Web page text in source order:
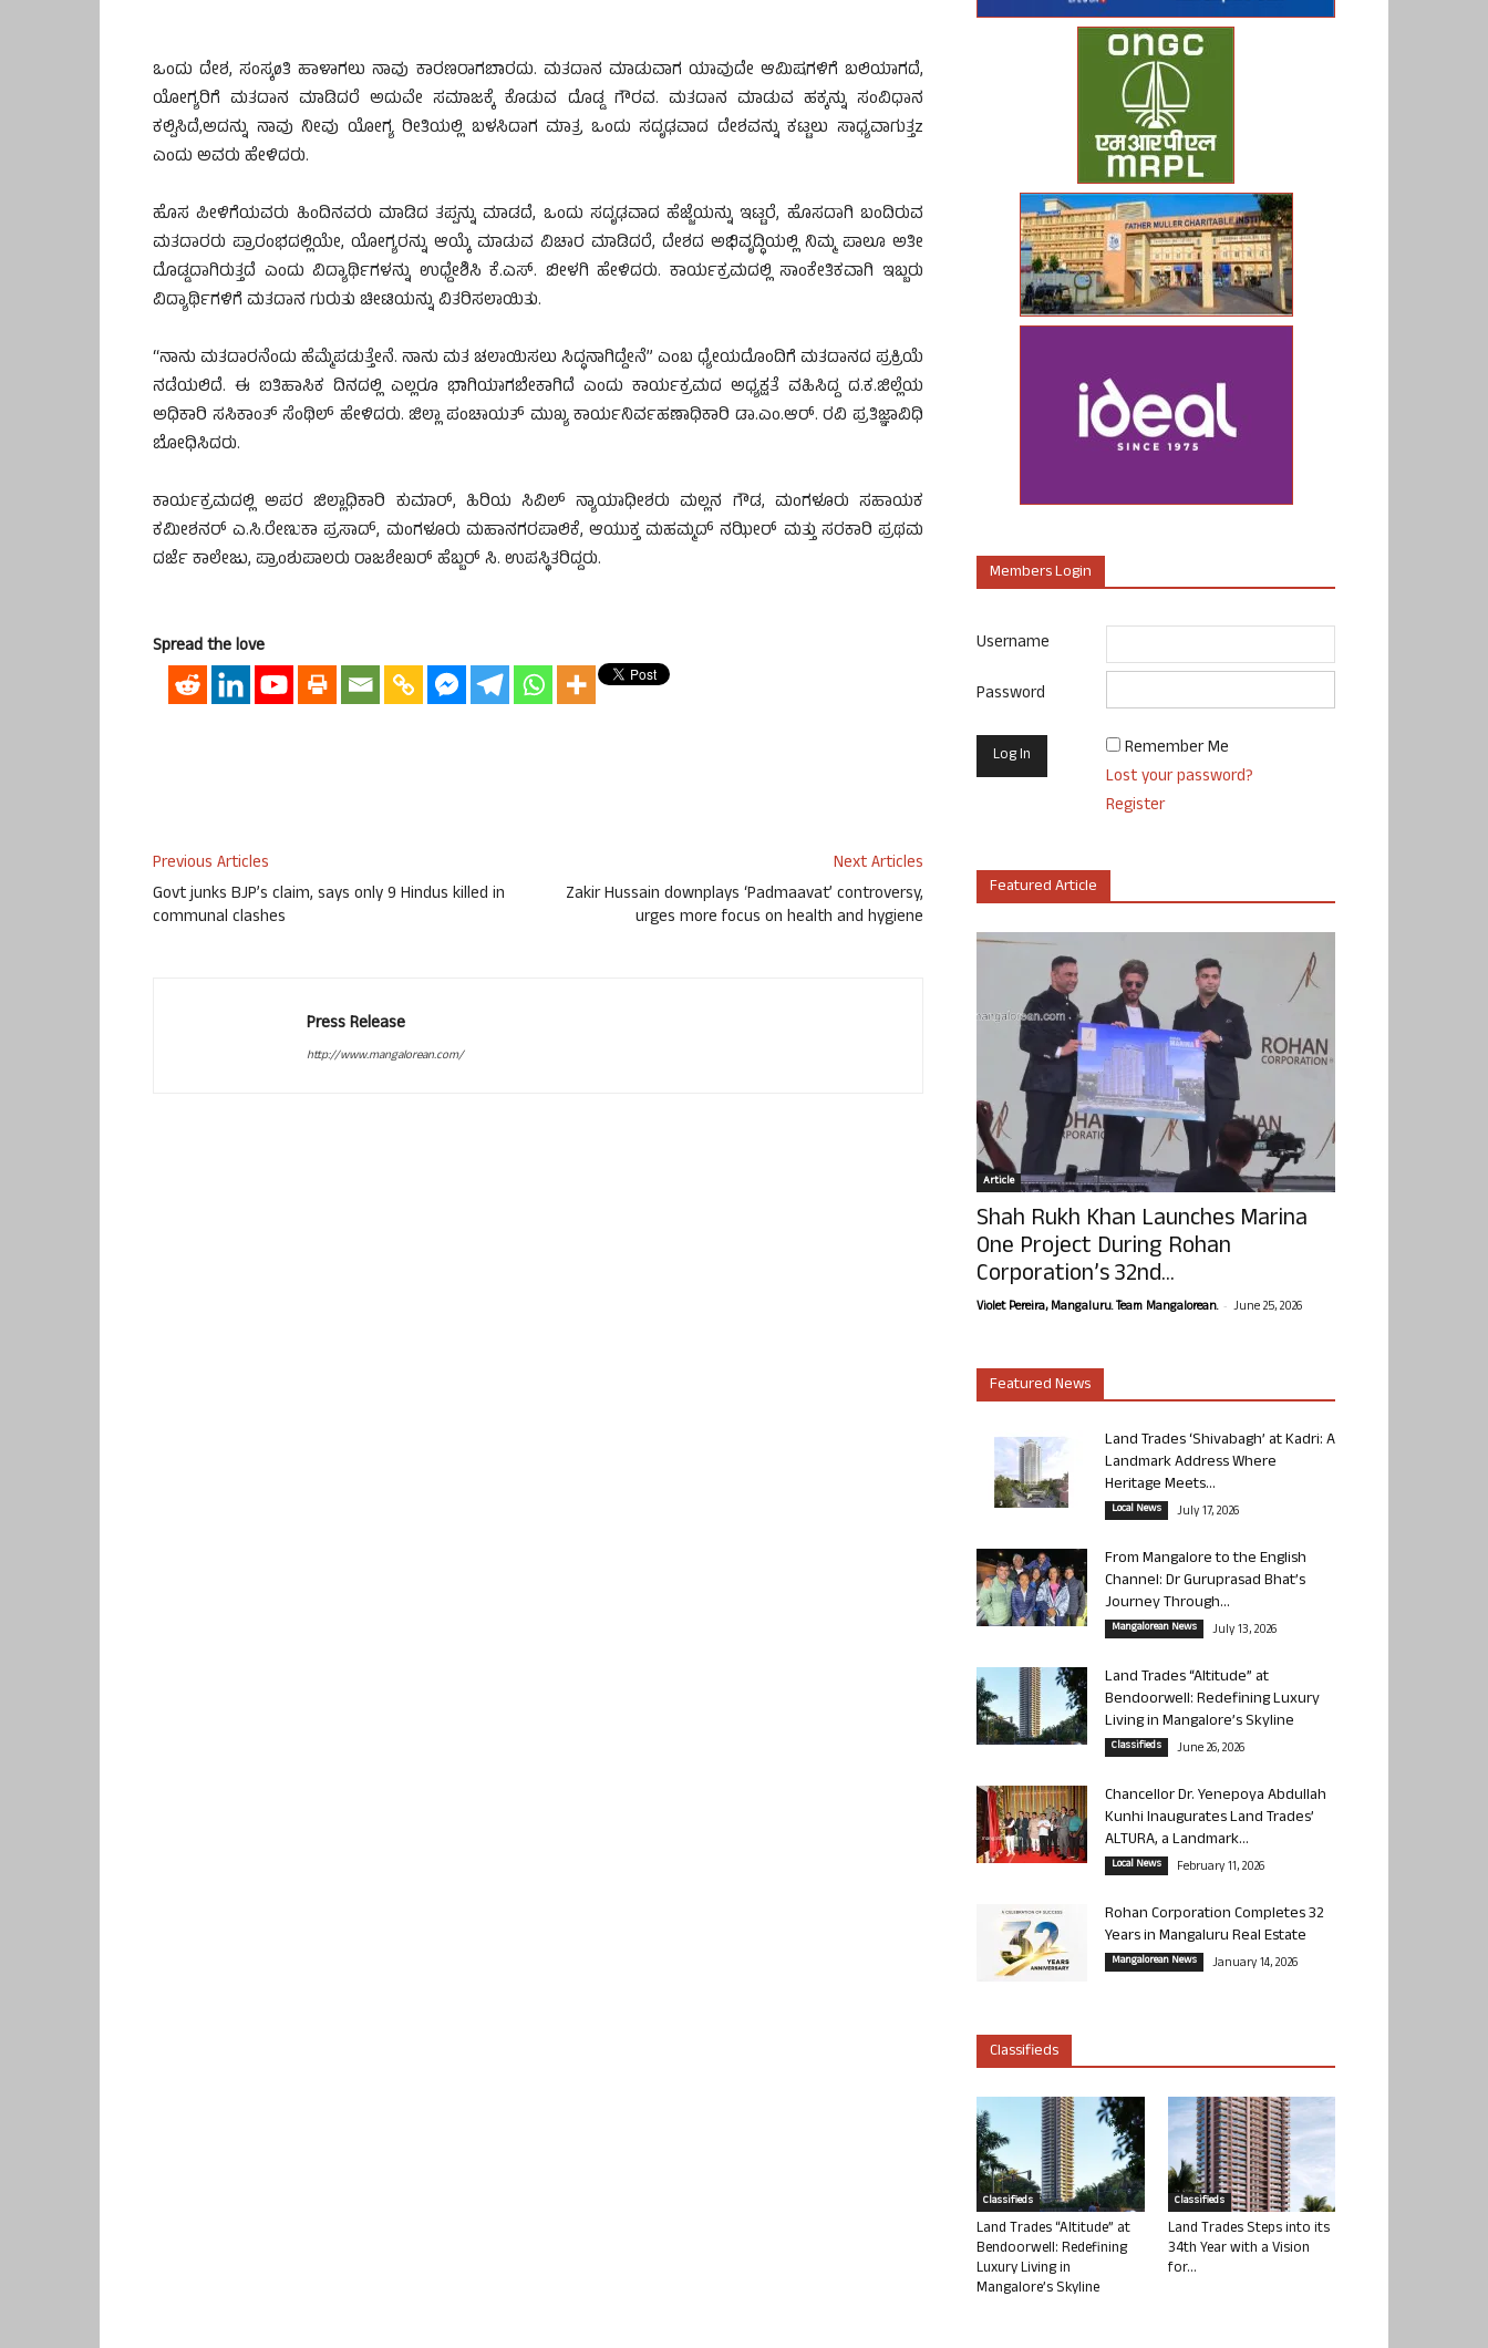
ಒಂದು ದೇಶ, ಸಂಸ್ಕøತಿ ಹಾಳಾಗಲು ನಾವು ಕಾರಣರಾಗಬಾರದು. ಮತದಾನ ಮಾಡುವಾಗ ಯಾವುದೇ ಆಮಿಷಗಳಿಗೆ ಬಲಿಯಾಗದೆ,
ಯೋಗ್ಯರಿಗೆ ಮತದಾನ ಮಾಡಿದರೆ ಅದುವೇ ಸಮಾಜಕ್ಕೆ ಕೊಡುವ ದೊಡ್ಡ ಗೌರವ. ಮತದಾನ ಮಾಡುವ ಹಕ್ಕನ್ನು ಸಂವಿಧಾನ
ಕಲ್ಪಿಸಿದೆ,ಅದನ್ನು ನಾವು ನೀವು ಯೋಗ್ಯ ರೀತಿಯಲ್ಲಿ ಬಳಸಿದಾಗ ಮಾತ್ರ ಒಂದು ಸದೃಢವಾದ ದೇಶವನ್ನು ಕಟ್ಟಲು ಸಾಧ್ಯವಾಗುತ್ತz
ಎಂದು ಅವರು ಹೇಳಿದರು.
ಹೊಸ ಪೀಳಿಗೆಯವರು ಹಿಂದಿನವರು ಮಾಡಿದ ತಪ್ಪನ್ನು ಮಾಡದೆ, ಒಂದು ಸದೃಢವಾದ ಹೆಜ್ಜೆಯನ್ನು ಇಟ್ಟರೆ, ಹೊಸದಾಗಿ ಬಂದಿರುವ
ಮತದಾರರು ಪ್ರಾರಂಭದಲ್ಲಿಯೇ, ಯೋಗ್ಯರನ್ನು ಆಯ್ಕೆ ಮಾಡುವ ವಿಚಾರ ಮಾಡಿದರೆ, ದೇಶದ ಅಭಿವೃದ್ಧಿಯಲ್ಲಿ ನಿಮ್ಮ ಪಾಲೂ ಅತೀ
ದೊಡ್ಡದಾಗಿರುತ್ತದೆ ಎಂದು ವಿದ್ಯಾರ್ಥಿಗಳನ್ನು ಉಧ್ದೇಶಿಸಿ ಕೆ.ಎಸ್. ಬೀಳಗಿ ಹೇಳಿದರು. ಕಾರ್ಯಕ್ರಮದಲ್ಲಿ ಸಾಂಕೇತಿಕವಾಗಿ ಇಬ್ಬರು
ವಿದ್ಯಾರ್ಥಿಗಳಿಗೆ ಮತದಾನ ಗುರುತು ಚೀಟಿಯನ್ನು ವಿತರಿಸಲಾಯಿತು.
“ನಾನು ಮತದಾರನೆಂದು ಹೆಮ್ಮೆಪಡುತ್ತೇನೆ. ನಾನು ಮತ ಚಲಾಯಿಸಲು ಸಿದ್ಧನಾಗಿದ್ದೇನೆ” ಎಂಬ ಧ್ಯೇಯದೊಂದಿಗೆ ಮತದಾನದ ಪ್ರಕ್ರಿಯೆ
ನಡೆಯಲಿದೆ. ಈ ಐತಿಹಾಸಿಕ ದಿನದಲ್ಲಿ ಎಲ್ಲರೂ ಭಾಗಿಯಾಗಬೇಕಾಗಿದೆ ಎಂದು ಕಾರ್ಯಕ್ರಮದ ಅಧ್ಯಕ್ಷತೆ ವಹಿಸಿದ್ದ ದ.ಕ.ಜಿಲ್ಲೆಯ
ಅಧಿಕಾರಿ ಸಸಿಕಾಂತ್ ಸೆಂಥಿಲ್ ಹೇಳಿದರು. ಜಿಲ್ಲಾ ಪಂಚಾಯತ್ ಮುಖ್ಯ ಕಾರ್ಯನಿರ್ವಹಣಾಧಿಕಾರಿ ಡಾ.ಎಂ.ಆರ್. ರವಿ ಪ್ರತಿಜ್ಞಾವಿಧಿ
ಬೋಧಿಸಿದರು.
ಕಾರ್ಯಕ್ರಮದಲ್ಲಿ ಅಪರ ಜಿಲ್ಲಾಧಿಕಾರಿ ಕುಮಾರ್, ಹಿರಿಯ ಸಿವಿಲ್ ನ್ಯಾಯಾಧೀಶರು ಮಲ್ಲನ ಗೌಡ, ಮಂಗಳೂರು ಸಹಾಯಕ
ಕಮೀಶನರ್ ಎ.ಸಿ.ರೇಣುಕಾ ಪ್ರಸಾದ್, ಮಂಗಳೂರು ಮಹಾನಗರಪಾಲಿಕೆ, ಆಯುಕ್ತ ಮಹಮ್ಮದ್ ನಝೀರ್ ಮತ್ತು ಸರಕಾರಿ ಪ್ರಥಮ
ದರ್ಜೆ ಕಾಲೇಜು, ಪ್ರಾಂಶುಪಾಲರು ರಾಜಶೇಖರ್ ಹೆಬ್ಬರ್ ಸಿ. ಉಪಸ್ಥಿತರಿದ್ದರು.
Spread the love
Previous Articles
Govt junks BJP’s claim, says only 9 Hindus killed in
communal clashes
Next Articles
Zakir Hussain downplays ‘Padmaavat’ controversy,
urges more focus on health and hygiene
Press Release
http://www.mangalorean.com/
Members Login
Username
Password
Remember Me
Lost your password?
Register
Featured Article
Article
Shah Rukh Khan Launches Marina
One Project During Rohan
Corporation’s 32nd...
Violet Pereira, Mangaluru. Team Mangalorean. - June 25, 2026
Featured News
Land Trades ‘Shivabagh’ at Kadri: A
Landmark Address Where
Heritage Meets...
Local News July 17, 2026
From Mangalore to the English
Channel: Dr Guruprasad Bhat’s
Journey Through...
Mangalorean News July 13, 2026
Land Trades “Altitude” at
Bendoorwell: Redefining Luxury
Living in Mangalore’s Skyline
Classifieds June 26, 2026
Chancellor Dr. Yenepoya Abdullah
Kunhi Inaugurates Land Trades’
ALTURA, a Landmark...
Local News February 11, 2026
Rohan Corporation Completes 32
Years in Mangaluru Real Estate
Mangalorean News January 14, 2026
Classifieds
Classifieds
Land Trades “Altitude” at
Bendoorwell: Redefining
Luxury Living in
Mangalore’s Skyline
Classifieds
Land Trades Steps into its
34th Year with a Vision
for...